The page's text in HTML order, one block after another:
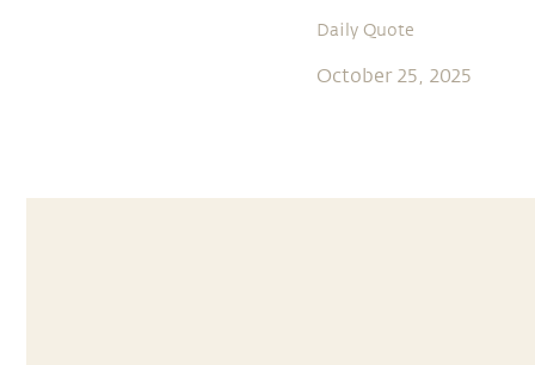
Daily Quote
October 25, 2025